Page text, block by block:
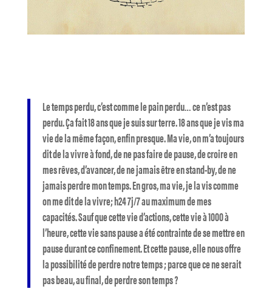
Le temps perdu, c’est comme le pain perdu… ce n’est pas
perdu. Ça fait 18 ans que je suis sur terre. 18 ans que je vis ma
vie de la même façon, enfin presque. Ma vie, on m’a toujours
dit de la vivre à fond, de ne pas faire de pause, de croire en
mes rêves, d’avancer, de ne jamais être en stand-by, de ne
jamais perdre mon temps. En gros, ma vie, je la vis comme
on me dit de la vivre; h24 7j/7 au maximum de mes
capacités. Sauf que cette vie d’actions, cette vie à 1000 à
l’heure, cette vie sans pause a été contrainte de se mettre en
pause durant ce confinement. Et cette pause, elle nous offre
la possibilité de perdre notre temps ; parce que ce ne serait
pas beau, au final, de perdre son temps ?